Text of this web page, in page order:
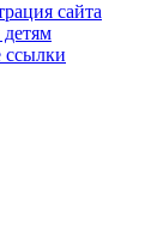
сайта
ссылки